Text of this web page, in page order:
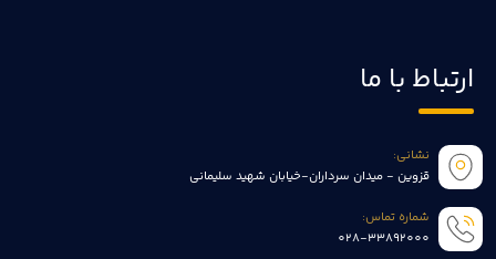
ارتباط با ما
نشانی:
قزوین - میدان سرداران-خیابان شهید سلیمانی
شماره تماس:
028-33892000